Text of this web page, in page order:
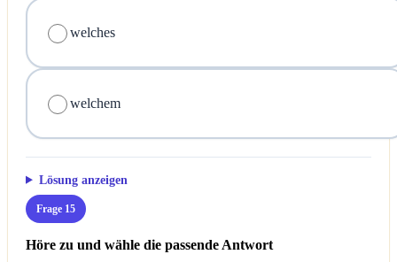
welches
welchem
Lösung anzeigen
Frage 15
Höre zu und wähle die passende Antwort